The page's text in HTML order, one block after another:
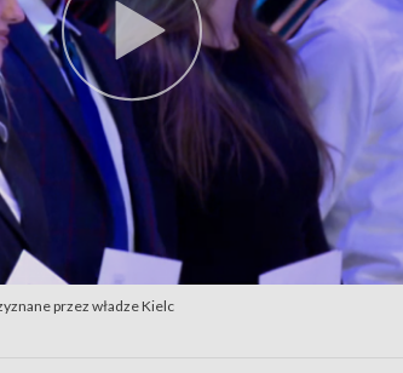
przez władze Kielc